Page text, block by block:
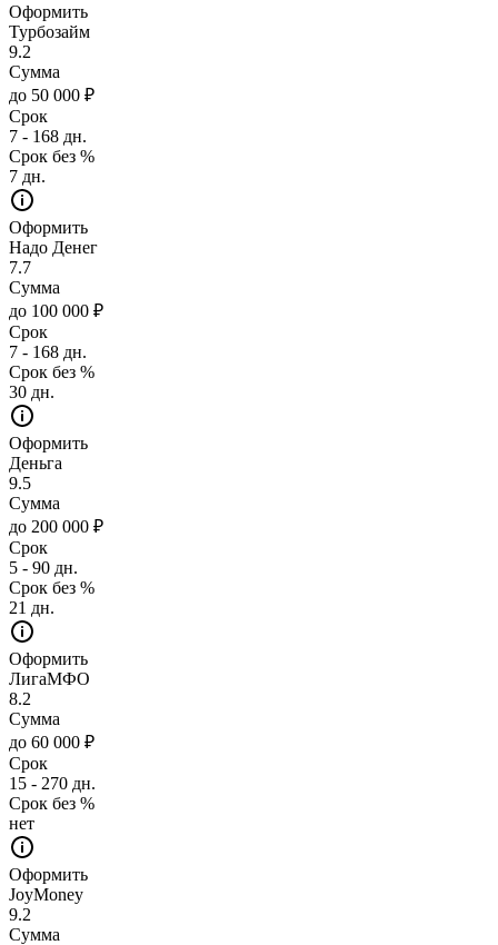
Оформить
Турбозайм
9.2
Сумма
до 50 000 ₽
Срок
7 - 168 дн.
Срок без %
7 дн.
Оформить
Надо Денег
7.7
Сумма
до 100 000 ₽
Срок
7 - 168 дн.
Срок без %
30 дн.
Оформить
Деньга
9.5
Сумма
до 200 000 ₽
Срок
5 - 90 дн.
Срок без %
21 дн.
Оформить
ЛигаМФО
8.2
Сумма
до 60 000 ₽
Срок
15 - 270 дн.
Срок без %
нет
Оформить
JoyMoney
9.2
Сумма